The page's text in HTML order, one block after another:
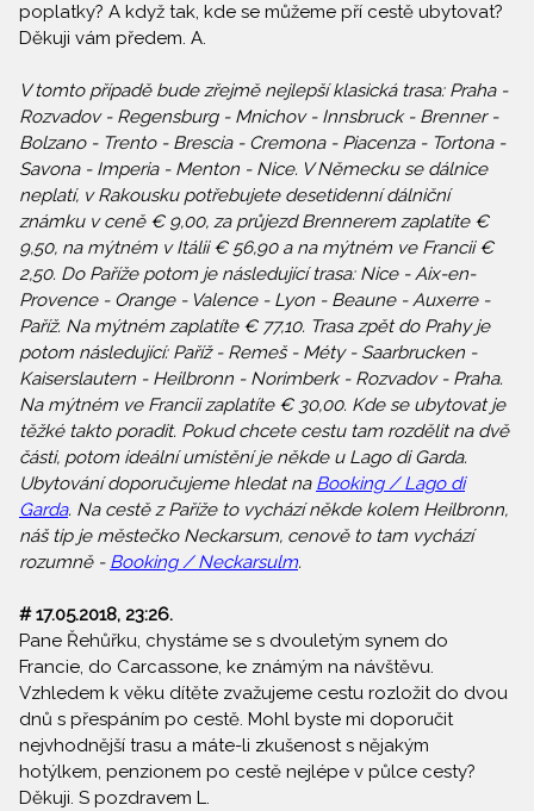
poplatky? A když tak, kde se můžeme pří cestě ubytovat?
Děkuji vám předem. A.
V tomto případě bude zřejmě nejlepší klasická trasa: Praha -
Rozvadov - Regensburg - Mnichov - Innsbruck - Brenner -
Bolzano - Trento - Brescia - Cremona - Piacenza - Tortona -
Savona - Imperia - Menton - Nice. V Německu se dálnice
neplatí, v Rakousku potřebujete desetidenní dálniční
známku v ceně € 9,00, za průjezd Brennerem zaplatíte €
9,50, na mýtném v Itálii € 56,90 a na mýtném ve Francii €
2,50. Do Paříže potom je následující trasa: Nice - Aix-en-
Provence - Orange - Valence - Lyon - Beaune - Auxerre -
Paříž. Na mýtném zaplatíte € 77,10. Trasa zpět do Prahy je
potom následující: Paříž - Remeš - Méty - Saarbrucken -
Kaiserslautern - Heilbronn - Norimberk - Rozvadov - Praha.
Na mýtném ve Francii zaplatíte € 30,00. Kde se ubytovat je
těžké takto poradit. Pokud chcete cestu tam rozdělit na dvě
části, potom ideální umístění je někde u Lago di Garda.
Ubytování doporučujeme hledat na Booking / Lago di
Garda. Na cestě z Paříže to vychází někde kolem Heilbronn,
náš tip je městečko Neckarsum, cenově to tam vychází
rozumně - Booking / Neckarsulm.
# 17.05.2018, 23:26.
Pane Řehůřku, chystáme se s dvouletým synem do
Francie, do Carcassone, ke známým na návštěvu.
Vzhledem k věku dítěte zvažujeme cestu rozložit do dvou
dnů s přespáním po cestě. Mohl byste mi doporučit
nejvhodnější trasu a máte-li zkušenost s nějakým
hotýlkem, penzionem po cestě nejlépe v půlce cesty?
Děkuji. S pozdravem L.